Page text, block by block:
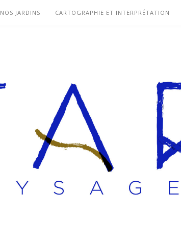
NOS JARDINS CARTOGRAPHIE ET INTERPRÉTATION